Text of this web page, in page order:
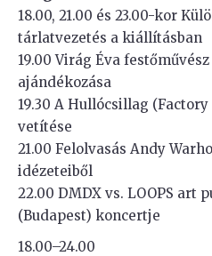
18.00, 21.00 és 23.00-kor
tárlatvezetés a kiállításban
19.00 Virág Éva
ajándékozása
19.30 A Hullócsillag
vetítése
21.00 Felolvasás Andy
idézeteiből
22.00 DMDX vs. LOOPS art
(Budapest) koncertje
18.00–24.00